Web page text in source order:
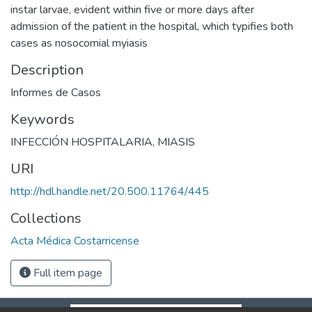
instar larvae, evident within five or more days after
admission of the patient in the hospital, which typifies both
cases as nosocomial myiasis
Description
Informes de Casos
Keywords
INFECCIÓN HOSPITALARIA, MIASIS
URI
http://hdl.handle.net/20.500.11764/445
Collections
Acta Médica Costarricense
Full item page